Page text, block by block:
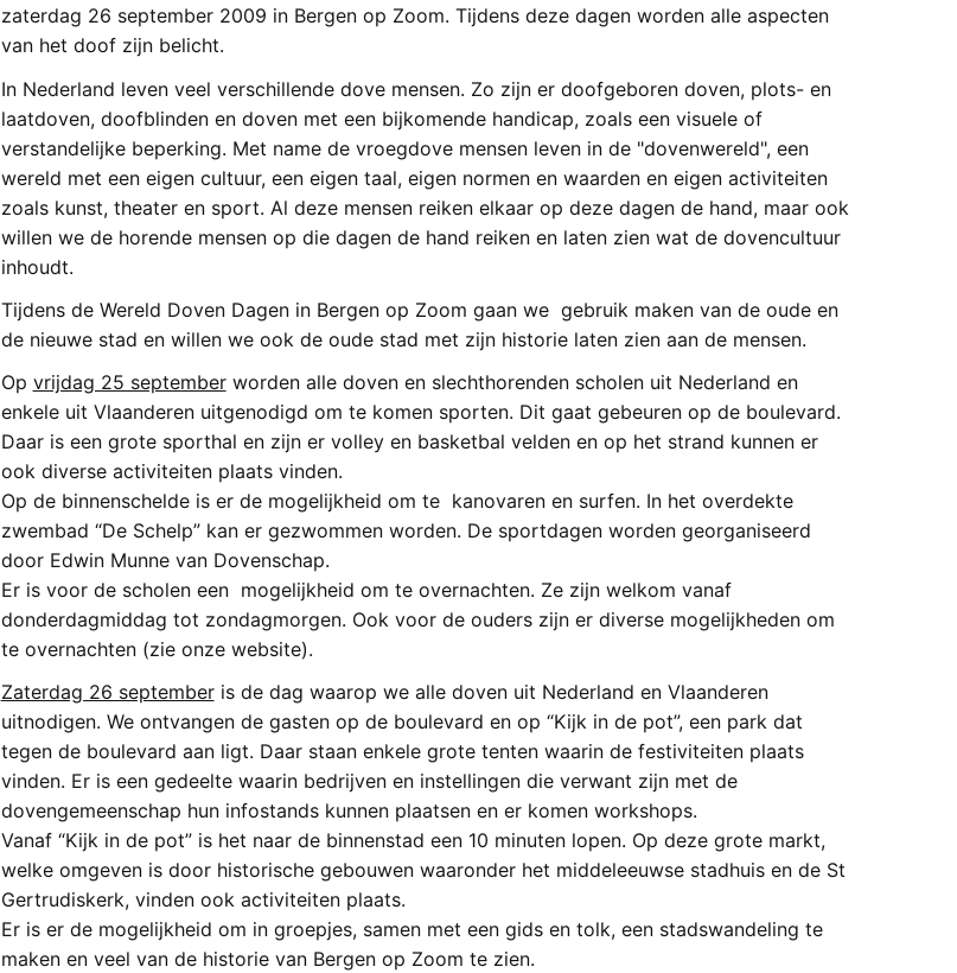
zaterdag 26 september 2009 in Bergen op Zoom. Tijdens deze dagen worden alle aspecten
van het doof zijn belicht.
In Nederland leven veel verschillende dove mensen. Zo zijn er doofgeboren doven, plots- en
laatdoven, doofblinden en doven met een bijkomende handicap, zoals een visuele of
verstandelijke beperking. Met name de vroegdove mensen leven in de "dovenwereld", een
wereld met een eigen cultuur, een eigen taal, eigen normen en waarden en eigen activiteiten
zoals kunst, theater en sport. Al deze mensen reiken elkaar op deze dagen de hand, maar ook
willen we de horende mensen op die dagen de hand reiken en laten zien wat de dovencultuur
inhoudt.
Tijdens de Wereld Doven Dagen in Bergen op Zoom gaan we gebruik maken van de oude en
de nieuwe stad en willen we ook de oude stad met zijn historie laten zien aan de mensen.
Op vrijdag 25 septemberworden alle doven en slechthorenden scholen uit Nederland en
enkele uit Vlaanderen uitgenodigd om te komen sporten. Dit gaat gebeuren op de boulevard.
Daar is een grote sporthal en zijn er volley en basketbal velden en op het strand kunnen er
ook diverse activiteiten plaats vinden.
Op de binnenschelde is er de mogelijkheid om te kanovaren en surfen. In het overdekte
zwembad “De Schelp” kan er gezwommen worden. De sportdagen worden georganiseerd
door Edwin Munne van Dovenschap.
Er is voor de scholen een mogelijkheid om te overnachten. Ze zijn welkom vanaf
donderdagmiddag tot zondagmorgen. Ook voor de ouders zijn er diverse mogelijkheden om
te overnachten (zie onze website).
Zaterdag 26 septemberis de dag waarop we alle doven uit Nederland en Vlaanderen
uitnodigen. We ontvangen de gasten op de boulevard en op “Kijk in de pot”, een park dat
tegen de boulevard aan ligt. Daar staan enkele grote tenten waarin de festiviteiten plaats
vinden. Er is een gedeelte waarin bedrijven en instellingen die verwant zijn met de
dovengemeenschap hun infostands kunnen plaatsen en er komen workshops.
Vanaf “Kijk in de pot” is het naar de binnenstad een 10 minuten lopen. Op deze grote markt,
welke omgeven is door historische gebouwen waaronder het middeleeuwse stadhuis en de St
Gertrudiskerk, vinden ook activiteiten plaats.
Er is er de mogelijkheid om in groepjes, samen met een gids en tolk, een stadswandeling te
maken en veel van de historie van Bergen op Zoom te zien.